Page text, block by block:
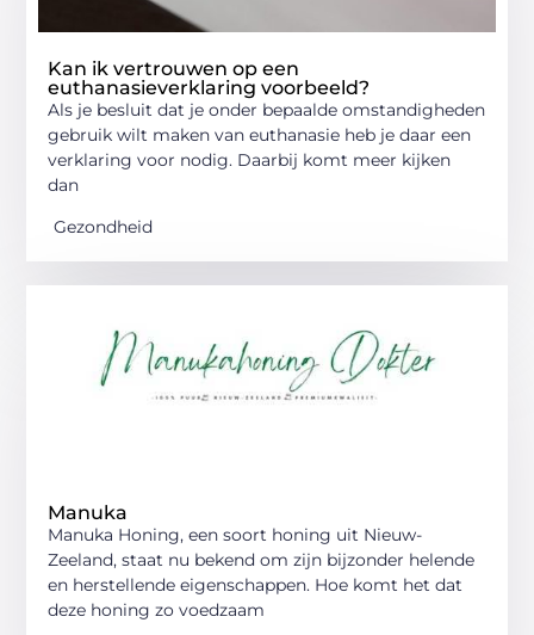
Kan ik vertrouwen op een
euthanasieverklaring voorbeeld?
Als je besluit dat je onder bepaalde omstandigheden
gebruik wilt maken van euthanasie heb je daar een
verklaring voor nodig. Daarbij komt meer kijken
dan
Gezondheid
Manuka
Manuka Honing, een soort honing uit Nieuw-
Zeeland, staat nu bekend om zijn bijzonder helende
en herstellende eigenschappen. Hoe komt het dat
deze honing zo voedzaam